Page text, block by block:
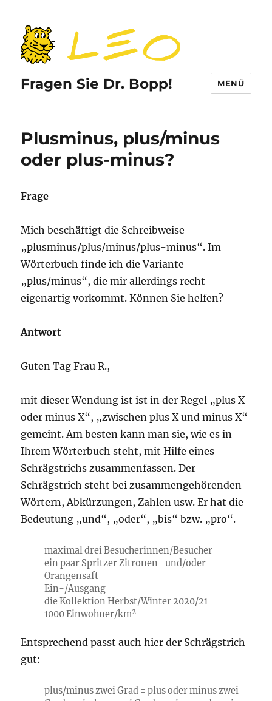
Fragen Sie Dr. Bopp! MENÜ
Plusminus, plus/minus
oder plus-minus?
Frage
Mich beschäftigt die Schreibweise
„plusminus/plus/minus/plus-minus“. Im
Wörterbuch finde ich die Variante
„plus/minus“, die mir allerdings recht
eigenartig vorkommt. Können Sie helfen?
Antwort
Guten Tag Frau R.,
mit dieser Wendung ist ist in der Regel „plus X
oder minus X“, „zwischen plus X und minus X“
gemeint. Am besten kann man sie, wie es in
Ihrem Wörterbuch steht, mit Hilfe eines
Schrägstrichs zusammenfassen. Der
Schrägstrich steht bei zusammengehörenden
Wörtern, Abkürzungen, Zahlen usw. Er hat die
Bedeutung „und“, „oder“, „bis“ bzw. „pro“.
maximal drei Besucherinnen/Besucher
ein paar Spritzer Zitronen- und/oder
Orangensaft
Ein-/Ausgang
die Kollektion Herbst/Winter 2020/21
1000 Einwohner/km²
Entsprechend passt auch hier der Schrägstrich
gut:
plus/minus zwei Grad = plus oder minus zwei